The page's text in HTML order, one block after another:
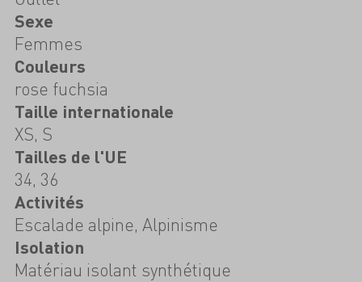
Sexe
Femmes
Couleurs
rose fuchsia
Taille internationale
XS, S
Tailles de l'UE
34, 36
Activités
Escalade alpine, Alpinisme
Isolation
Matériau isolant synthétique